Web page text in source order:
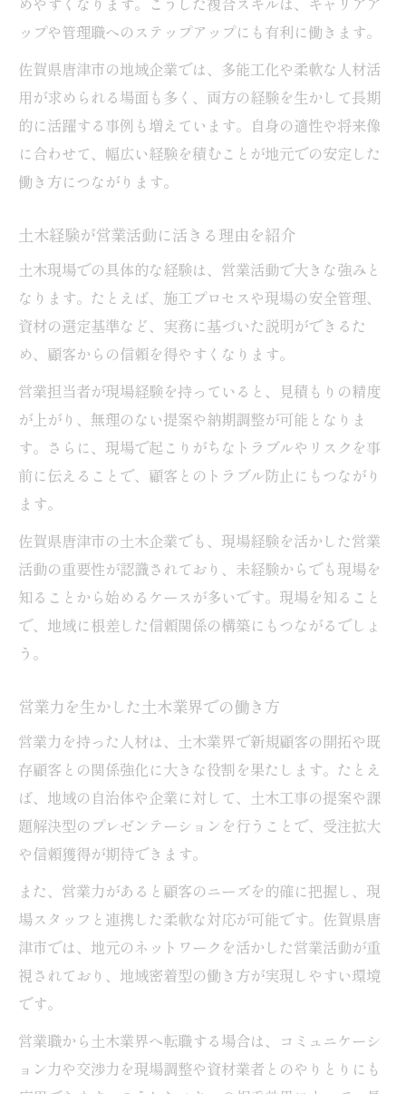
ップや管理職へのステップアップにも有利に働きます。
佐賀県唐津市の地域企業では、多能工化や柔軟な人材活
用が求められる場面も多く、両方の経験を生かして長期
的に活躍する事例も増えています。自身の適性や将来像
に合わせて、幅広い経験を積むことが地元での安定した
働き方につながります。
土木経験が営業活動に活きる理由を紹介
土木現場での具体的な経験は、営業活動で大きな強みと
なります。たとえば、施工プロセスや現場の安全管理、
資材の選定基準など、実務に基づいた説明ができるた
め、顧客からの信頼を得やすくなります。
営業担当者が現場経験を持っていると、見積もりの精度
が上がり、無理のない提案や納期調整が可能となりま
す。さらに、現場で起こりがちなトラブルやリスクを事
前に伝えることで、顧客とのトラブル防止にもつながり
ます。
佐賀県唐津市の土木企業でも、現場経験を活かした営業
活動の重要性が認識されており、未経験からでも現場を
知ることから始めるケースが多いです。現場を知ること
で、地域に根差した信頼関係の構築にもつながるでしょ
う。
営業力を生かした土木業界での働き方
営業力を持った人材は、土木業界で新規顧客の開拓や既
存顧客との関係強化に大きな役割を果たします。たとえ
ば、地域の自治体や企業に対して、土木工事の提案や課
題解決型のプレゼンテーションを行うことで、受注拡大
や信頼獲得が期待できます。
また、営業力があると顧客のニーズを的確に把握し、現
場スタッフと連携した柔軟な対応が可能です。佐賀県唐
津市では、地元のネットワークを活かした営業活動が重
視されており、地域密着型の働き方が実現しやすい環境
です。
営業職から土木業界へ転職する場合は、コミュニケーシ
ョン力や交渉力を現場調整や資材業者とのやりとりにも